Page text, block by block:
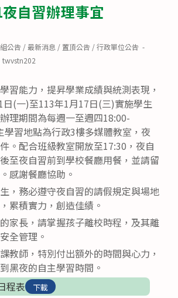
自習辦理事宜
公告 /最新消息 / 置頂公告 /行政單位公告
twvstn202
習能力，提昇學業成績與統測表現，
日(一)至113年1月17日(三)實施學生
理期間為每週一至週四18:00-
學習地點為行政3樓多媒體教室，夜
。配合班級教室開放至17:30，夜自
至夜自習前到學校餐廳用餐，並請留
感謝餐廳協助。
，務必遵守夜自習的請假規定與場地
累積實力，創造佳績。
家長，請掌握孩子離校時程，及其離
全管理。
教師，特別付出額外的時間與心力，
黑夜的自主學習時間。
程表
下載